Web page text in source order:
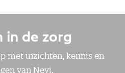
in de zorg
met inzichten, kennis en
van Nevi.